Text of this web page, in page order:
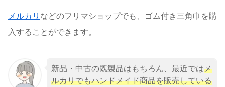
メルカリ などのフリマショップでも、ゴム付き三角巾を購
入することができます。
新品・中古の既製品はもちろん、最近ではメ
ルカリでもハンドメイド商品を販売している